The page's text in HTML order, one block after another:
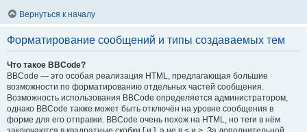
Вернуться к началу
Форматирование сообщений и типы создаваемых тем
Что такое BBCode?
BBCode — это особая реализация HTML, предлагающая большие
возможности по форматированию отдельных частей сообщения.
Возможность использования BBCode определяется администратором,
однако BBCode также может быть отключён на уровне сообщения в
форме для его отправки. BBCode очень похож на HTML, но теги в нём